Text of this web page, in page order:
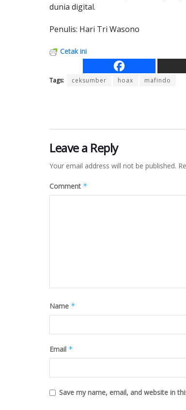
dunia digital.
Penulis: Hari Tri Wasono
Cetak ini
Tags: ceksumber hoax mafindo
Leave a Reply
Your email address will not be published.
Comment *
Name *
Email *
Save my name, email, and website in